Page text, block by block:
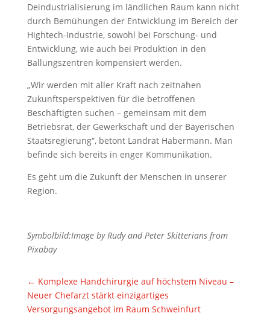
Deindustrialisierung im ländlichen Raum kann nicht
durch Bemühungen der Entwicklung im Bereich der
Hightech-Industrie, sowohl bei Forschung- und
Entwicklung, wie auch bei Produktion in den
Ballungszentren kompensiert werden.
„Wir werden mit aller Kraft nach zeitnahen
Zukunftsperspektiven für die betroffenen
Beschäftigten suchen – gemeinsam mit dem
Betriebsrat, der Gewerkschaft und der Bayerischen
Staatsregierung“, betont Landrat Habermann. Man
befinde sich bereits in enger Kommunikation.
Es geht um die Zukunft der Menschen in unserer
Region.
Symbolbild:Image by Rudy and Peter Skitterians from
Pixabay
← Komplexe Handchirurgie auf höchstem Niveau –
Neuer Chefarzt stärkt einzigartiges
Versorgungsangebot im Raum Schweinfurt